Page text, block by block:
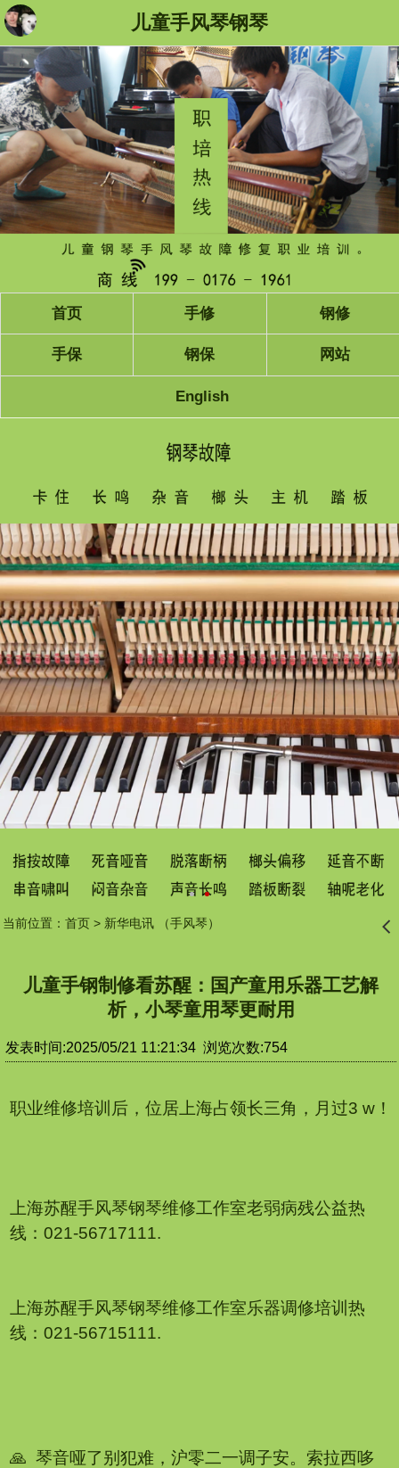
儿童手风琴钢琴
首页 手修 钢修
手保 钢保 网站
English
当前位置： 首页> 新华电讯 （手风琴） 󰊒
儿童手钢制修看苏醒：国产童用乐器工艺解
析，小琴童用琴更耐用
发表时间:2025/05/21 11:21:34 浏览次数:754
职业维修培训后，位居上海占领长三角，月过3 w！
上海苏醒手风琴钢琴维修工作室老弱病残公益热
线：021-56717111.
上海苏醒手风琴钢琴维修工作室乐器调修培训热
线：021-56715111.
🙏 琴音哑了别犯难，沪零二一调子安。索拉西哆